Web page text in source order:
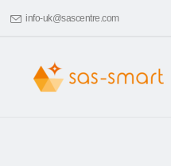
info-uk@sascentre.com